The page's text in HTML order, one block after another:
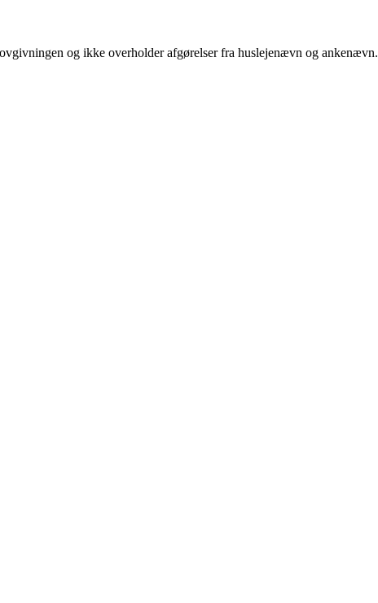
og ikke overholder afgørelser fra huslejenævn og ankenævn.